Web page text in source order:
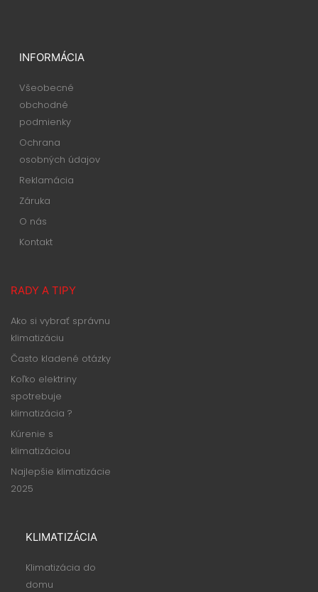
INFORMÁCIA
Všeobecné
obchodné
podmienky
Ochrana
osobných údajov
Reklamácia
Záruka
O nás
Kontakt
RADY A TIPY
Ako si vybrať správnu
klimatizáciu
Často kladené otázky
Koľko elektriny
spotrebuje
klimatizácia ?
Kúrenie s
klimatizáciou
Najlepšie klimatizácie
2025
KLIMATIZÁCIA
Klimatizácia do
domu